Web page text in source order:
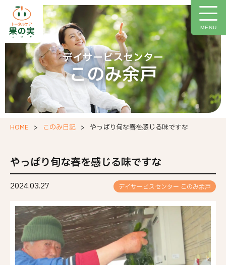
MENU
トップページ
施設について
施設概要
ご利用料金
イベント情報
今月の献立
このみ日記
お問い合わせフォーム
職場環境等要件の実施報告
デイサービスセンター
このみ余戸
HOME このみ日記 やっぱり旬な春を感じる味ですな
やっぱり旬な春を感じる味ですな
2024.03.27 デイサービスセンター このみ余戸